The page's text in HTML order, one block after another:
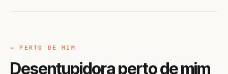
→ PERTO DE MIM
Desentupidora perto de mim